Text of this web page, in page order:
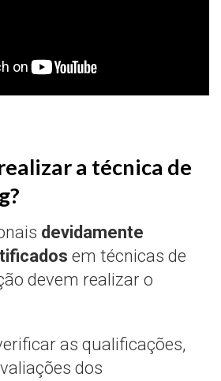
a técnica de
devidamente
em técnicas de
devem realizar o
as qualificações,
dos